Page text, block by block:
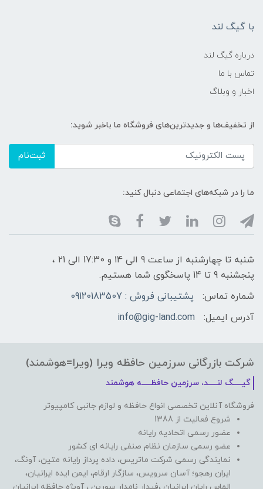
با گیگ لند
درباره گیگ لند
تماس با ما
اخبار و وبلاگ
از تخفیف‌ها و جدیدترین‌های فروشگاه ما باخبر شوید:
ثبت‌نام
ما را در شبکه‌های اجتماعی دنبال کنید:
شنبه تا چهارشنبه از ساعت 9 الی ۱4 و 17:30 الی ۲1 ،
پنجشنبه 9 تا 14 پاسخگوی شما هستیم.
شماره تماس:
پشتیبانی فروش : 09120183507
آدرس ایمیل:
info@gig-land.com
شرکت بازرگانی سرزمین حافظه ویرا (ویرا=هوشمند)
گیـــــگ لنـــــد، سرزمین حافظـــــه هوشمند
فروشگاه آنلاین تخصصی انواع حافظه و لوازم جانبی کامپیوتر
شروع فعالیت از 1388
عضور رسمی اتحادیه رایانه
عضو رسمی سازمان نظام صنفی رایانه ای کشور
نمایندگی رسمی شرکت ماتریس، داده پرداز رایانه متین، آونگ،
ایران رهجو؛ آسان سرویس، سازگار ارقام، ایمن ایده ایرانیان،